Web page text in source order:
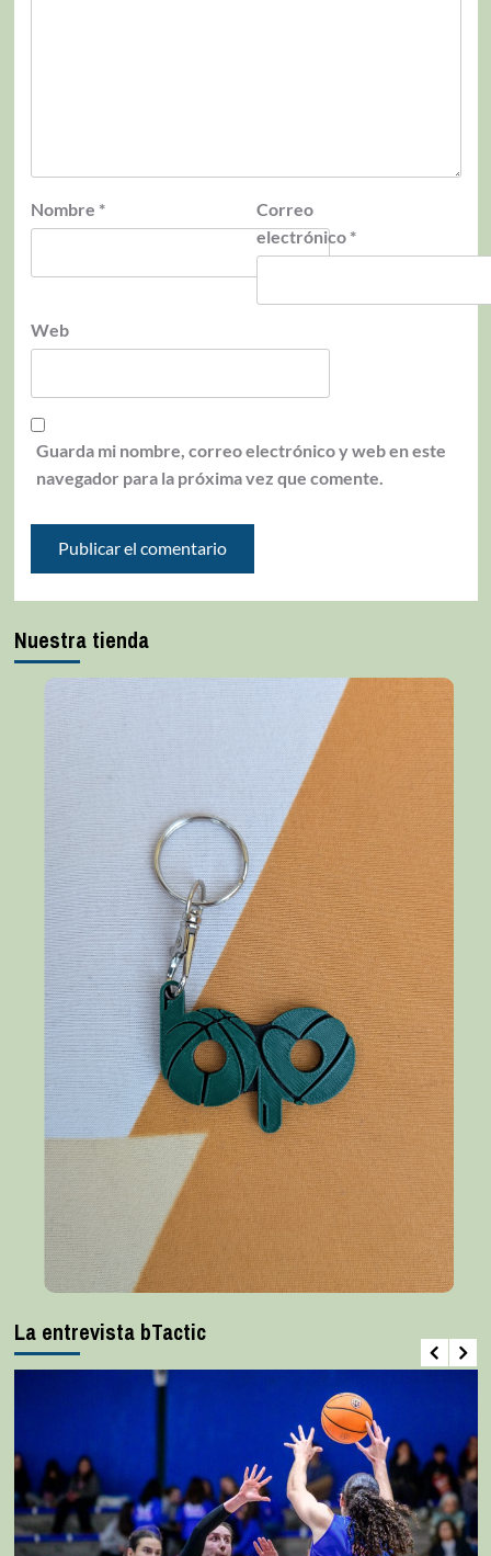
Nombre *
Correo
electrónico *
Web
Guarda mi nombre, correo electrónico y web en este
navegador para la próxima vez que comente.
Nuestra tienda
La entrevista bTactic